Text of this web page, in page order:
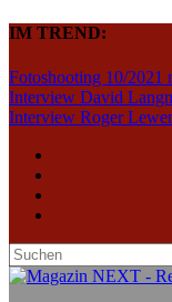
IM TREND:
Fotoshooting 10/2021
Interview David
Interview Roger